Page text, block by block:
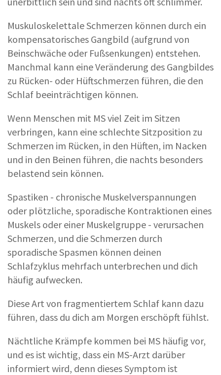
Muskuloskelettale Schmerzen können durch ein
kompensatorisches Gangbild (aufgrund von
Beinschwäche oder Fußsenkungen) entstehen.
Manchmal kann eine Veränderung des Gangbildes
zu Rücken- oder Hüftschmerzen führen, die den
Schlaf beeinträchtigen können.
Wenn Menschen mit MS viel Zeit im Sitzen
verbringen, kann eine schlechte Sitzposition zu
Schmerzen im Rücken, in den Hüften, im Nacken
und in den Beinen führen, die nachts besonders
belastend sein können.
Spastiken - chronische Muskelverspannungen
oder plötzliche, sporadische Kontraktionen eines
Muskels oder einer Muskelgruppe - verursachen
Schmerzen, und die Schmerzen durch
sporadische Spasmen können deinen
Schlafzyklus mehrfach unterbrechen und dich
häufig aufwecken.
Diese Art von fragmentiertem Schlaf kann dazu
führen, dass du dich am Morgen erschöpft fühlst.
Nächtliche Krämpfe kommen bei MS häufig vor,
und es ist wichtig, dass ein MS-Arzt darüber
informiert wird, denn dieses Symptom ist